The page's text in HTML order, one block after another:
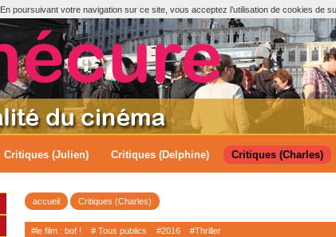
En poursuivant votre navigation sur ce site, vous acceptez l’utilisation de cookies de
Critiques (Julien) Critiques (Delphine) Critiques (Charles)
accueil Critiques (Charles)
#le film : bof ! # Tous publics #2016 #Thriller